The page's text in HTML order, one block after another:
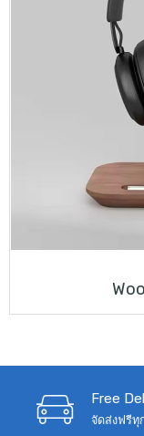
Free
จัดส่งฟรีทุ